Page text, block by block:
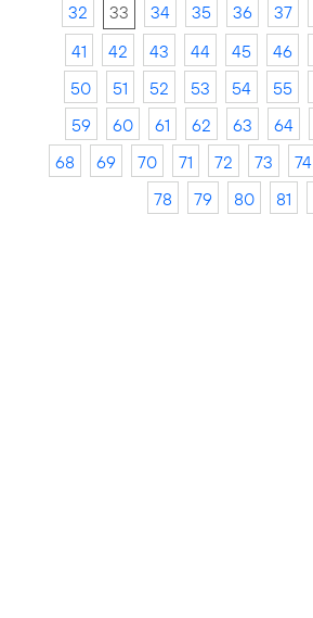
32
33 34 35 36 37
41
42 43 44 45 46
50
51 52 53 54 55
59
60 61 62 63 64
68
69 70 71 72 73 74
78
79 80 81